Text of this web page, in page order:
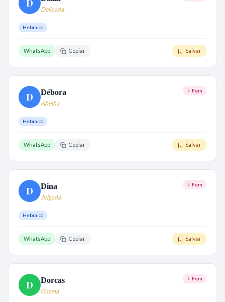
D
Delicada
Hebraico
WhatsApp Copiar Salvar
D Débora
Abelha
♀ Fem
Hebraico
WhatsApp Copiar Salvar
D Dina
Julgada
♀ Fem
Hebraico
WhatsApp Copiar Salvar
D Dorcas
Gazela
♀ Fem